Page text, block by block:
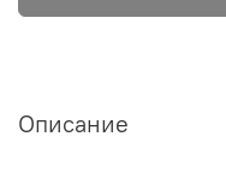
Описание